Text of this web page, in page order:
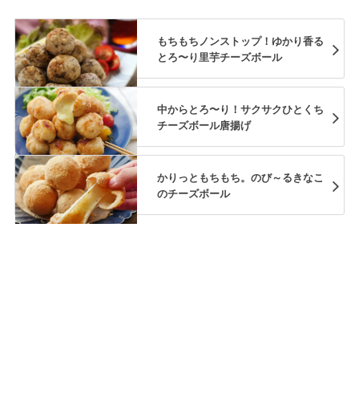
もちもちノンストップ！ゆかり香る
とろ〜り里芋チーズボール
中からとろ〜り！サクサクひとくち
チーズボール唐揚げ
かりっともちもち。のび～るきなこ
のチーズボール